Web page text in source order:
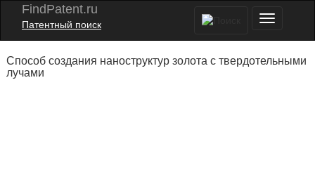
FindPatent.ru
Патентный поиск
Способ создания наноструктур золота с твердотельными
лучами